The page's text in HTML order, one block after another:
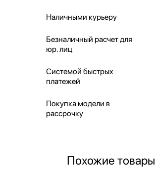
Наличными курьеру
Безналичный расчет для
юр. лиц
Системой быстрых
платежей
Покупка модели в
рассрочку
Похожие товары